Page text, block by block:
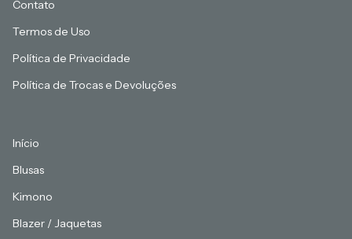
Contato
Termos de Uso
Política de Privacidade
Política de Trocas e Devoluções
Início
Blusas
Kimono
Blazer / Jaquetas